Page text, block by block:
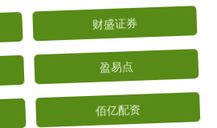
财盛证券
盈易点
佰亿配资